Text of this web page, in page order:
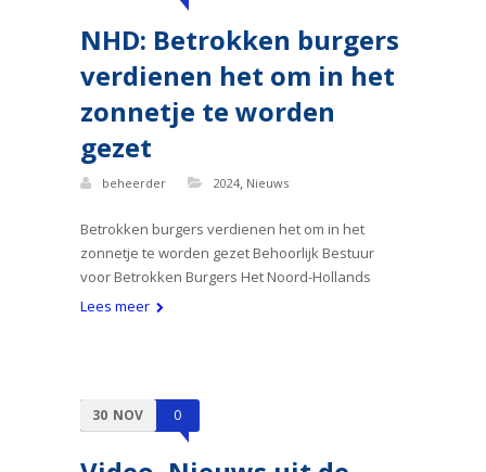
NHD: Betrokken burgers
verdienen het om in het
zonnetje te worden
gezet
beheerder 2024, Nieuws
Betrokken burgers verdienen het om in het
zonnetje te worden gezet Behoorlijk Bestuur
voor Betrokken Burgers Het Noord-Hollands
Lees meer
30 NOV 0